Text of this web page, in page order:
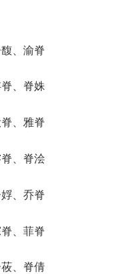
、渝脊
、脊姝
、雅脊
、脊浍
、乔脊
、菲脊
、脊倩